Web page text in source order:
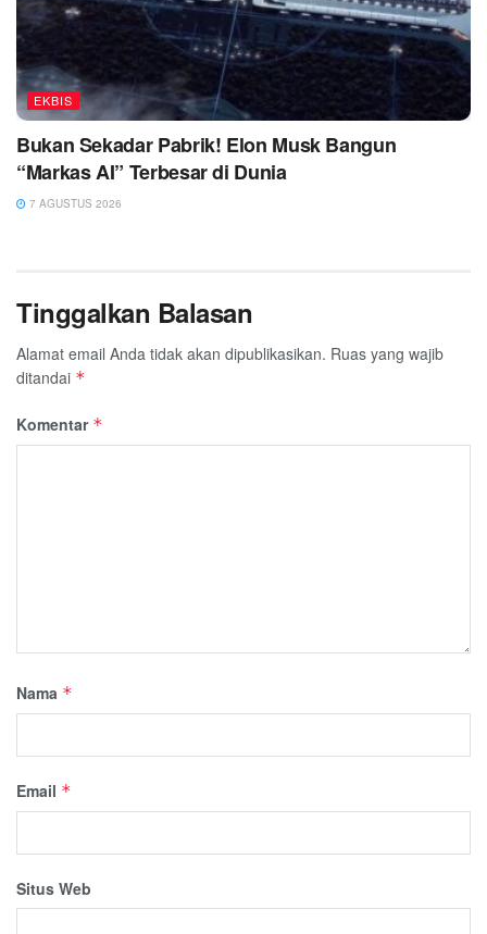
EKBIS
Bukan Sekadar Pabrik! Elon Musk Bangun
“Markas AI” Terbesar di Dunia
7 AGUSTUS 2026
Tinggalkan Balasan
Alamat email Anda tidak akan dipublikasikan. Ruas yang wajib
ditandai *
Komentar *
Nama *
Email *
Situs Web